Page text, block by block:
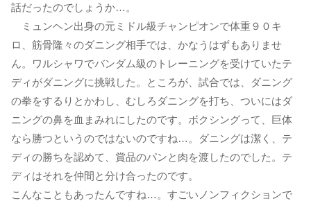
話だったのでしょうか…。
ミュンヘン出身の元ミドル級チャンピオンで体重９０キ
ロ、筋骨隆々のダニング相手では、かなうはずもありませ
ん。ワルシャワでバンダム級のトレーニングを受けていたテ
ディがダニングに挑戦した。ところが、試合では、ダニング
の拳をするりとかわし、むしろダニングを打ち、ついにはダ
ニングの鼻を血まみれにしたのです。ボクシングって、巨体
なら勝つというのではないのですね…。ダニングは潔く、テ
ディの勝ちを認めて、賞品のパンと肉を渡したのでした。テ
ディはそれを仲間と分け合ったのです。
こんなこともあったんですね…。すごいノンフィクションで